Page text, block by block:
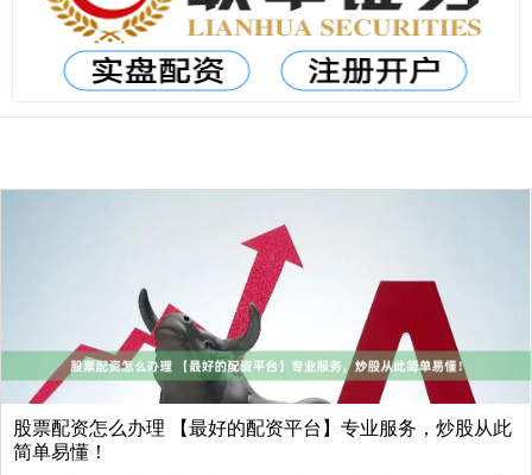
股票配资怎么办理 【最好的配资平台】专业服务，炒股从此
简单易懂！